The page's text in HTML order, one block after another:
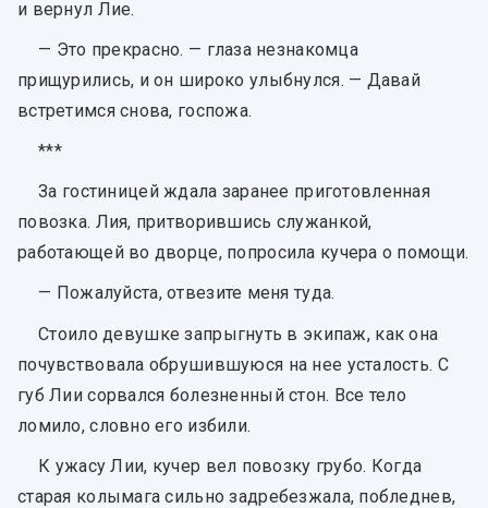
и вернул Лие.
— Это прекрасно. — глаза незнакомца
прищурились, и он широко улыбнулся. — Давай
встретимся снова, госпожа.
***
За гостиницей ждала заранее приготовленная
повозка. Лия, притворившись служанкой,
работающей во дворце, попросила кучера о помощи.
— Пожалуйста, отвезите меня туда.
Стоило девушке запрыгнуть в экипаж, как она
почувствовала обрушившуюся на нее усталость. С
губ Лии сорвался болезненный стон. Все тело
ломило, словно его избили.
К ужасу Лии, кучер вел повозку грубо. Когда
старая колымага сильно задребезжала, побледнев,